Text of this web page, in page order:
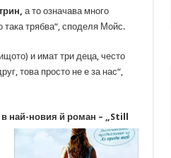
а то означава много
така трябва“, споделя Мойс.
и имат три деца, често
това просто не е за нас“,
най-новия й роман – „Still